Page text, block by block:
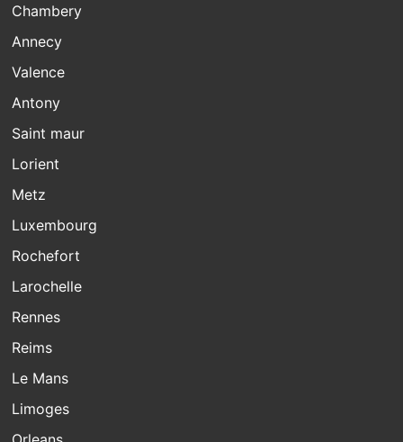
Chambery
Annecy
Valence
Antony
Saint maur
Lorient
Metz
Luxembourg
Rochefort
Larochelle
Rennes
Reims
Le Mans
Limoges